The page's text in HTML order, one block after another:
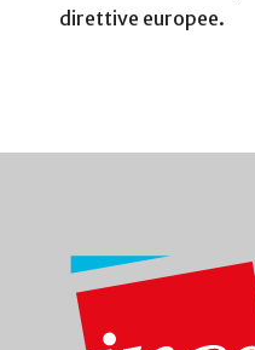
direttive europee.